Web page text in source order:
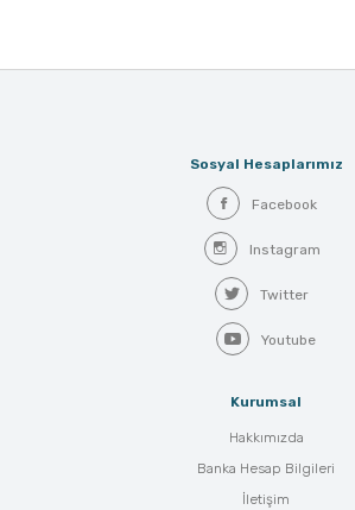
Sosyal Hesaplarımız
Facebook
Instagram
Twitter
Youtube
Kurumsal
Hakkımızda
Banka Hesap Bilgileri
İletişim